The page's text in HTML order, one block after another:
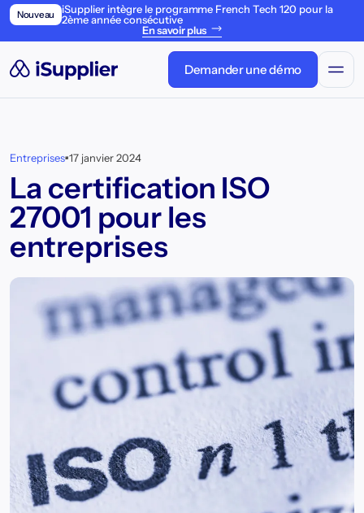
Nouveau
iSupplier intègre le programme French Tech 120 pour la
2ème année consécutive
En savoir plus
Demander une démo
Entreprises 17 janvier 2024
La certification ISO
27001 pour les
entreprises